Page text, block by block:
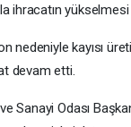
ihracatın
nedeniyle kayısı
devam etti.
Sanayi Odası